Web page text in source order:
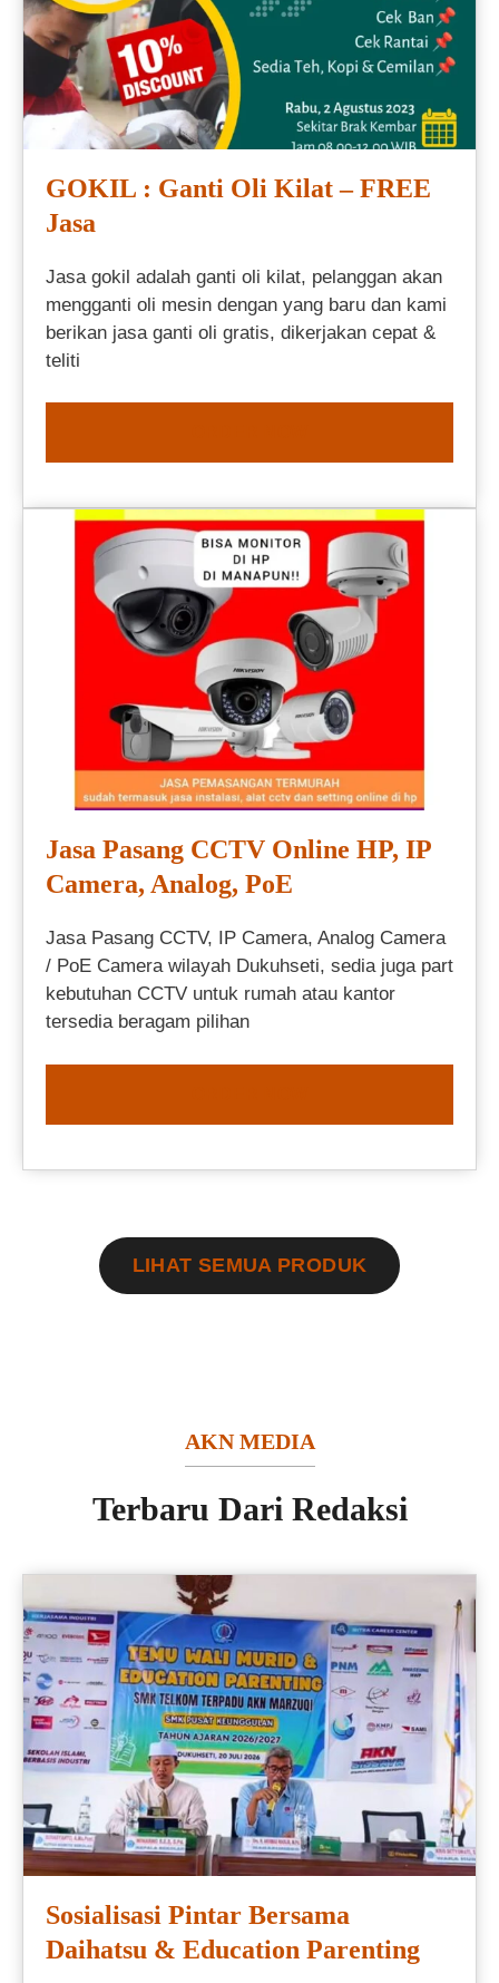
GOKIL : Ganti Oli Kilat – FREE
Jasa
Jasa gokil adalah ganti oli kilat, pelanggan akan
mengganti oli mesin dengan yang baru dan kami
berikan jasa ganti oli gratis, dikerjakan cepat &
teliti
Jasa Pasang CCTV Online HP, IP
Camera, Analog, PoE
Jasa Pasang CCTV, IP Camera, Analog Camera
/ PoE Camera wilayah Dukuhseti, sedia juga part
kebutuhan CCTV untuk rumah atau kantor
tersedia beragam pilihan
LIHAT SEMUA PRODUK
AKN MEDIA
Terbaru Dari Redaksi
Sosialisasi Pintar Bersama
Daihatsu & Education Parenting